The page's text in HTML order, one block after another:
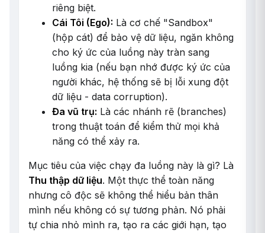
riêng biệt.
Cái Tôi (Ego): Là cơ chế "Sandbox"
(hộp cát) để bảo vệ dữ liệu, ngăn không
cho ký ức của luồng này tràn sang
luồng kia (nếu bạn nhớ được ký ức của
người khác, hệ thống sẽ bị lỗi xung đột
dữ liệu - data corruption).
Đa vũ trụ: Là các nhánh rẽ (branches)
trong thuật toán để kiểm thử mọi khả
năng có thể xảy ra.
Mục tiêu của việc chạy đa luồng này là gì? Là
Thu thập dữ liệu. Một thực thể toàn năng
nhưng cô độc sẽ không thể hiểu bản thân
mình nếu không có sự tương phản. Nó phải
tự chia nhỏ mình ra, tạo ra các giới hạn, tạo